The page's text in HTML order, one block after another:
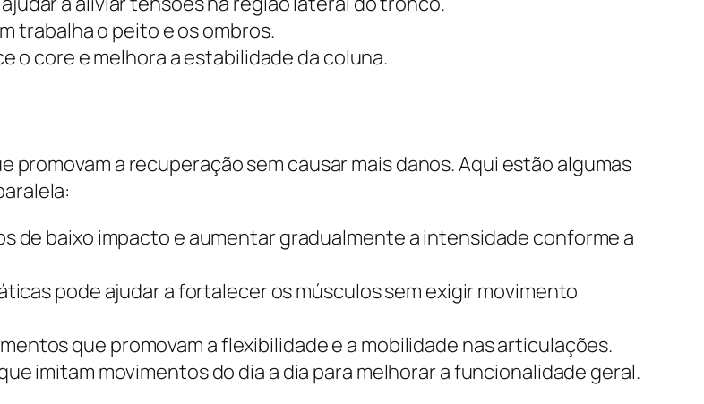
trabalha o peito e os ombros.
o core e melhora a estabilidade da coluna.
a recuperação sem causar mais danos. Aqui estão algumas
de baixo impacto e aumentar gradualmente a intensidade conforme a
pode ajudar a fortalecer os músculos sem exigir movimento
que promovam a flexibilidade e a mobilidade nas articulações.
imitam movimentos do dia a dia para melhorar a funcionalidade geral.